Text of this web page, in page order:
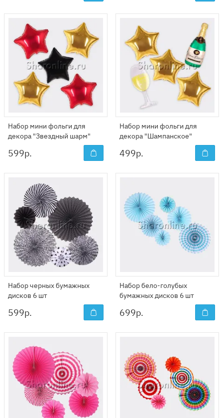
Набор мини фольги для
декора "Звездный шарм"
599р.
Набор мини фольги для
декора "Шампанское"
499р.
Набор черных бумажных
дисков 6 шт
599р.
Набор бело-голубых
бумажных дисков 6 шт
699р.